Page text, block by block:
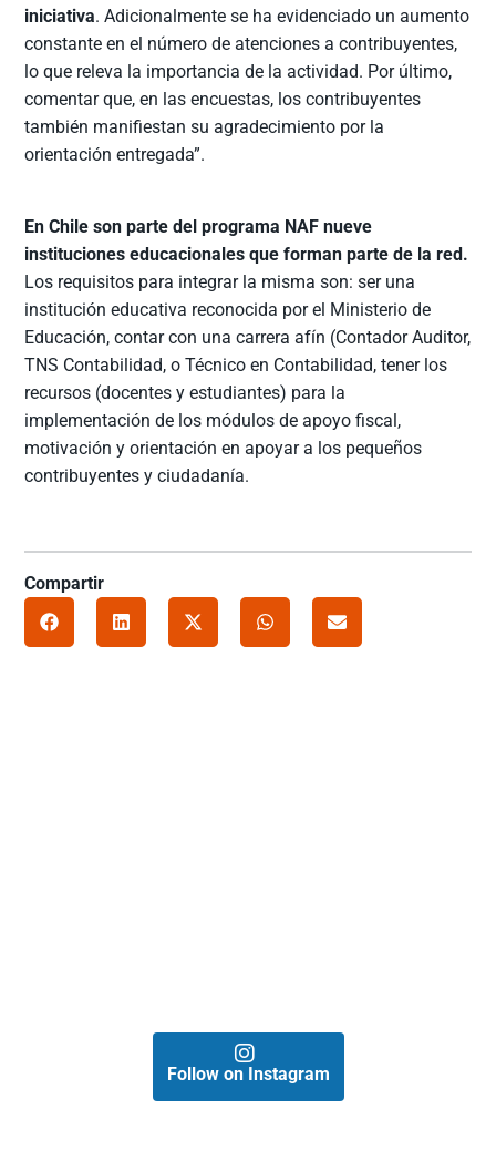
iniciativa. Adicionalmente se ha evidenciado un aumento
constante en el número de atenciones a contribuyentes,
lo que releva la importancia de la actividad. Por último,
comentar que, en las encuestas, los contribuyentes
también manifiestan su agradecimiento por la
orientación entregada”.
En Chile son parte del programa NAF nueve
instituciones educacionales que forman parte de la red.
Los requisitos para integrar la misma son: ser una
institución educativa reconocida por el Ministerio de
Educación, contar con una carrera afín (Contador Auditor,
TNS Contabilidad, o Técnico en Contabilidad, tener los
recursos (docentes y estudiantes) para la
implementación de los módulos de apoyo fiscal,
motivación y orientación en apoyar a los pequeños
contribuyentes y ciudadanía.
Compartir
Follow on Instagram